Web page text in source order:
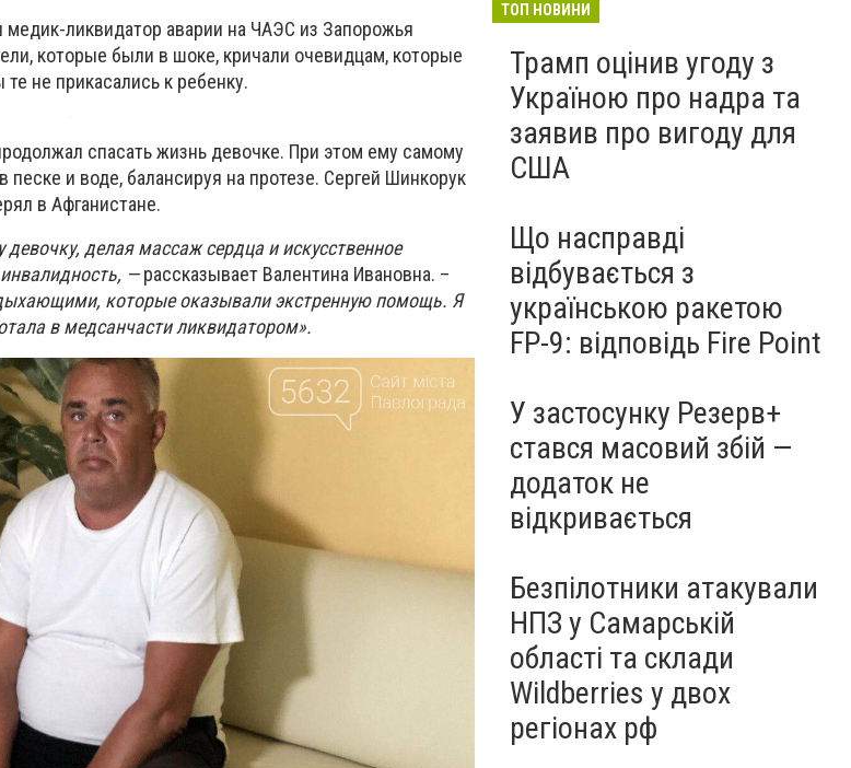
ликвидатор аварии на ЧАЭС из Запорожья
которые были в шоке, кричали очевидцам, которые
не прикасались к ребенку.
спасать жизнь девочке. При этом ему самому
и воде, балансируя на протезе. Сергей Шинкорук
в Афганистане.
делая массаж сердца и искусственное
—рассказывает Валентина Ивановна. –
которые оказывали экстренную помощь. Я
в медсанчасти ликвидатором».
ТОП НОВИНИ
Трамп оцінив угоду з
Україною про надра та
заявив про вигоду для
США
Що насправді
відбувається з
українською ракетою
FP-9: відповідь Fire Point
У застосунку Резерв+
стався масовий збій —
додаток не
відкривається
Безпілотники атакували
НПЗ у Самарській
області та склади
Wildberries у двох
регіонах рф